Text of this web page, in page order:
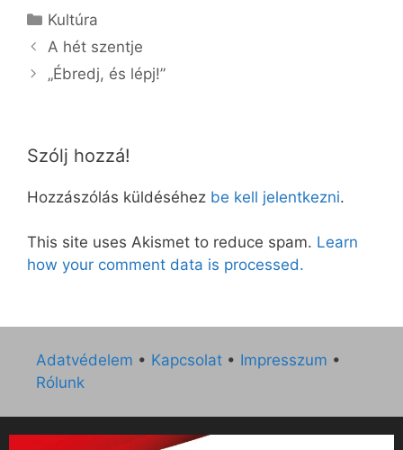
Kategória
Kultúra
A hét szentje
„Ébredj, és lépj!”
Szólj hozzá!
Hozzászólás küldéséhez be kell jelentkezni.
This site uses Akismet to reduce spam. Learn
how your comment data is processed.
Adatvédelem • Kapcsolat • Impresszum •
Rólunk